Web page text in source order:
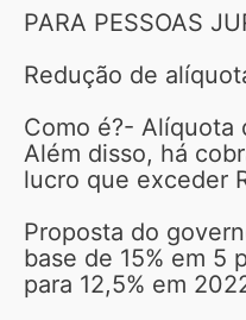
PARA PESSOAS
Redução de
Como é?- Alíquota
Além disso, há
lucro que exceder
Proposta do
base de 15% em 5
para 12,5% em